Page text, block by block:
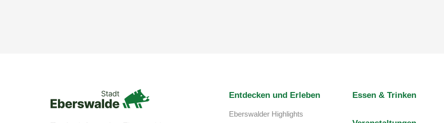
Entdecken und Erleben
Eberswalder Highlights
Essen & Trinken